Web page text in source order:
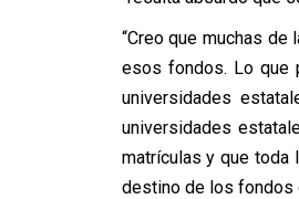
“Creo que muchas
esos fondos. Lo que
universidades
universidades
matrículas y que toda
destino de los fondos